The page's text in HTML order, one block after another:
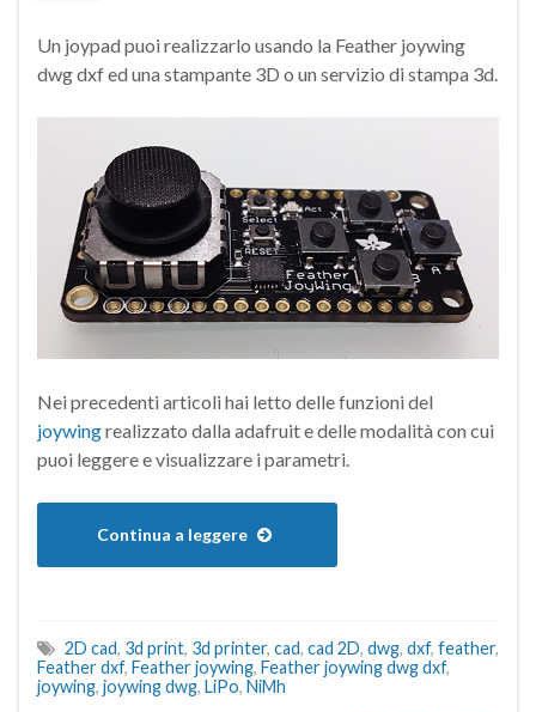
Un joypad puoi realizzarlo usando la Feather joywing
dwg dxf ed una stampante 3D o un servizio di stampa 3d.
Nei precedenti articoli hai letto delle funzioni del
joywingrealizzato dalla adafruit e delle modalità con cui
puoi leggere e visualizzare i parametri.
Continua a leggere
2D cad, 3d print, 3d printer, cad, cad 2D, dwg, dxf, feather,
Feather dxf, Feather joywing, Feather joywing dwg dxf,
joywing, joywing dwg, LiPo, NiMh